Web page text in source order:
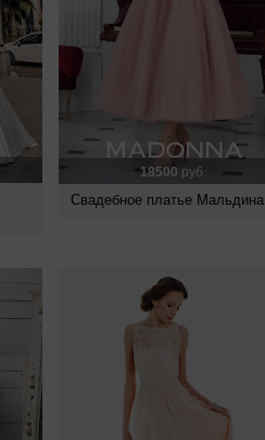
18500 руб.
Свадебное платье Мальдина